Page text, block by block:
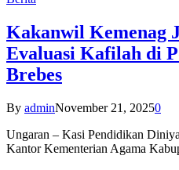
Kakanwil Kemenag
Evaluasi Kafilah di
Brebes
By adminNovember 21, 20250
Ungaran – Kasi Pendidikan
Kantor Kementerian Agama